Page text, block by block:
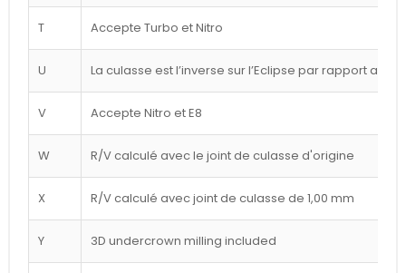
T Accepte Turbo et Nitro
U La culasse est l’inverse sur l’Eclipse par rapport au
V Accepte Nitro et E8
W R/V calculé avec le joint de culasse d'origine
X R/V calculé avec joint de culasse de 1,00 mm
Y 3D undercrown milling included